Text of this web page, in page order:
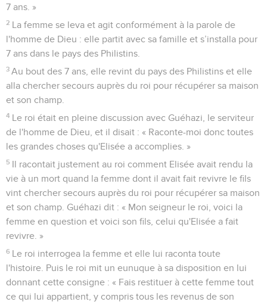
7 ans. »
2 La femme se leva et agit conformément à la parole de
l'homme de Dieu : elle partit avec sa famille et s’installa pour
7 ans dans le pays des Philistins.
3 Au bout des 7 ans, elle revint du pays des Philistins et elle
alla chercher secours auprès du roi pour récupérer sa maison
et son champ.
4 Le roi était en pleine discussion avec Guéhazi, le serviteur
de l'homme de Dieu, et il disait : « Raconte-moi donc toutes
les grandes choses qu'Elisée a accomplies. »
5 Il racontait justement au roi comment Elisée avait rendu la
vie à un mort quand la femme dont il avait fait revivre le fils
vint chercher secours auprès du roi pour récupérer sa maison
et son champ. Guéhazi dit : « Mon seigneur le roi, voici la
femme en question et voici son fils, celui qu'Elisée a fait
revivre. »
6 Le roi interrogea la femme et elle lui raconta toute
l'histoire. Puis le roi mit un eunuque à sa disposition en lui
donnant cette consigne : « Fais restituer à cette femme tout
ce qui lui appartient, y compris tous les revenus de son